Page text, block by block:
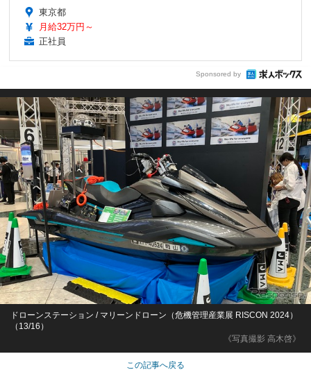
東京都
月給32万円～
正社員
Sponsored by
《写真撮影 高木啓》
ドローンステーション / マリーンドローン（危機管理産業展 RISCON 2024）
（13/16）
この記事へ戻る